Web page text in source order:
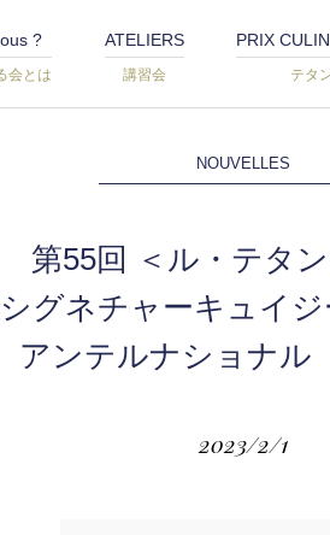
?
会とは
ATELIERS
講習会
PRIX
テタ
NOUVELLES
第55回 ＜ル・テタ
グネチャーキュイ
アンテルナショナ
2023/2/1